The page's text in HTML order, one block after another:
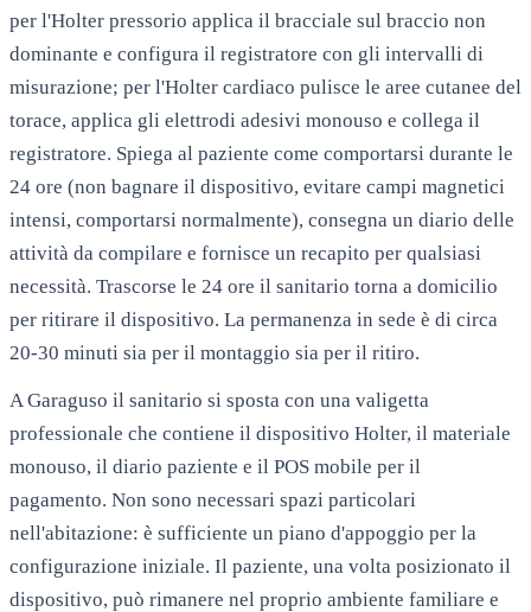
per l'Holter pressorio applica il bracciale sul braccio non
dominante e configura il registratore con gli intervalli di
misurazione; per l'Holter cardiaco pulisce le aree cutanee del
torace, applica gli elettrodi adesivi monouso e collega il
registratore. Spiega al paziente come comportarsi durante le
24 ore (non bagnare il dispositivo, evitare campi magnetici
intensi, comportarsi normalmente), consegna un diario delle
attività da compilare e fornisce un recapito per qualsiasi
necessità. Trascorse le 24 ore il sanitario torna a domicilio
per ritirare il dispositivo. La permanenza in sede è di circa
20-30 minuti sia per il montaggio sia per il ritiro.
AGaraguso il sanitario si sposta con una valigetta
professionale che contiene il dispositivo Holter, il materiale
monouso, il diario paziente e il POS mobile per il
pagamento. Non sono necessari spazi particolari
nell'abitazione: è sufficiente un piano d'appoggio per la
configurazione iniziale. Il paziente, una volta posizionato il
dispositivo, può rimanere nel proprio ambiente familiare e